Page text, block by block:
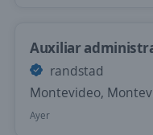
Auxiliar
randstad
Montevideo,
Ayer